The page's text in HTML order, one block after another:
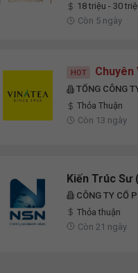
18 triệu - 30
Còn 5 ngày
HOT Chuyên
TỔNG CÔNG
Thỏa Thuận
Còn 13 ngày
Kiến Trúc Sư
CÔNG TY CỔ
Thỏa thuận
Còn 21 ngày